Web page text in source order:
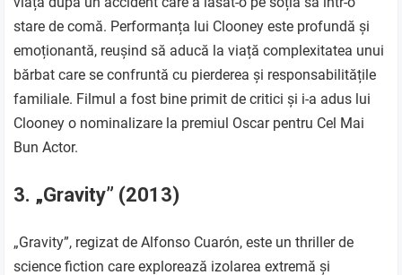
stare de comă. Performanța lui Clooney este profundă și
emoționantă, reușind să aducă la viață complexitatea unui
bărbat care se confruntă cu pierderea și responsabilitățile
familiale. Filmul a fost bine primit de critici și i-a adus lui
Clooney o nominalizare la premiul Oscar pentru Cel Mai
Bun Actor.
3. „Gravity” (2013)
„Gravity”, regizat de Alfonso Cuarón, este un thriller de
science fiction care explorează izolarea extremă și